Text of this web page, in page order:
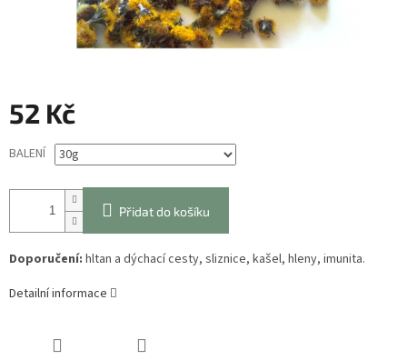
52 Kč
Měrná
cena:
BALENÍ
Přidat do košíku
Doporučení: hltan a dýchací cesty, sliznice, kašel, hleny, imunita.
Detailní informace